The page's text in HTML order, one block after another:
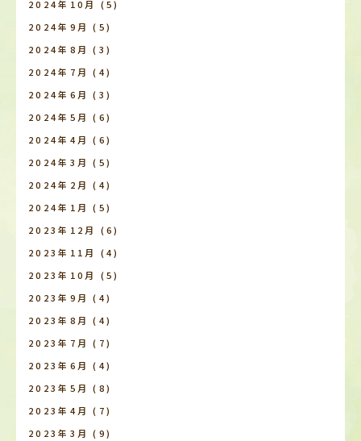
2024年10月
(5)
2024年9月 (5)
2024年8月 (3)
2024年7月 (4)
2024年6月 (3)
2024年5月 (6)
2024年4月 (6)
2024年3月 (5)
2024年2月 (4)
2024年1月 (5)
2023年12月
(6)
2023年11月
(4)
2023年10月
(5)
2023年9月 (4)
2023年8月 (4)
2023年7月 (7)
2023年6月 (4)
2023年5月 (8)
2023年4月 (7)
2023年3月 (9)